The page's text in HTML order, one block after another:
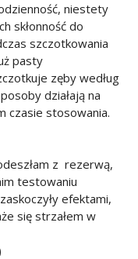
niestety
skłonność do
szczotkowania
pasty
zęby według
działają na
czasie stosowania.
z rezerwą,
testowaniu
efektami,
się strzałem w